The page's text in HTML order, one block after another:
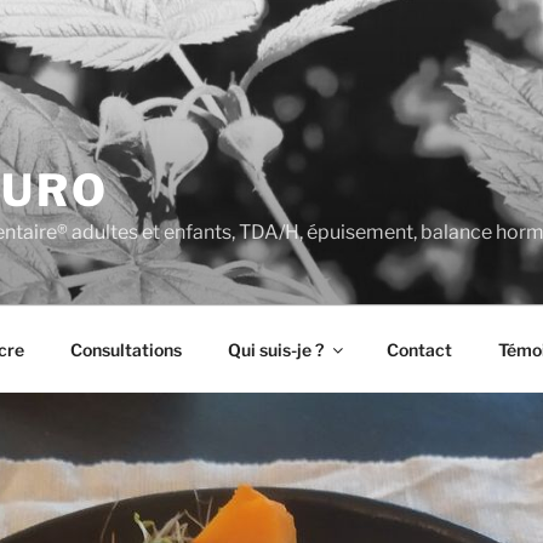
adultes et enfants, TDA/H, épuisement, balance
Consultations Qui suis-je ? Contact